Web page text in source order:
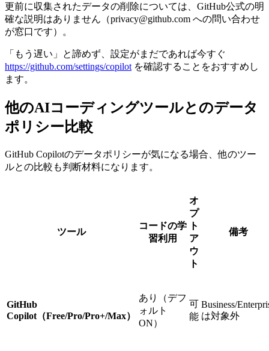
更前に収集されたデータの削除については、GitHub公式の明
確な説明はありません（privacy@github.com への問い合わせ
が窓口です）。
「もう遅い」と諦めず、設定がまだであれば今すぐ
https://github.com/settings/copilot を確認することをおすすめし
ます。
他のAIコーディングツールとのデータ
ポリシー比較
GitHub Copilotのデータポリシーが気になる場合、他のツー
ルとの比較も判断材料になります。
ツール
コードの学
習利用
オ
プ
ト
ア
ウ
ト
備考
GitHub
Copilot（Free/Pro/Pro+/Max）
あり（デフ
ォルト
ON）
可
能
Business/
は対象外